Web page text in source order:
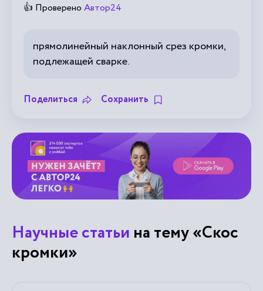
👍 Проверено Автор24
прямолинейный наклонный срез кромки,
подлежащей сварке.
Поделиться Сохранить
Научные статьи на тему «Скос
кромки»